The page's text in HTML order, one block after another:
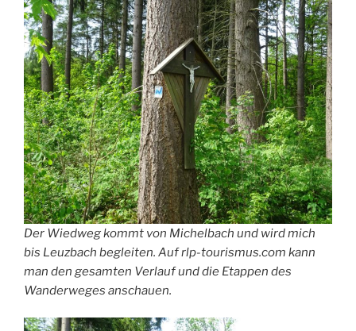
Der Wiedweg kommt von Michelbach und wird mich
bis Leuzbach begleiten. Auf rlp-tourismus.com kann
man den gesamten Verlauf und die Etappen des
Wanderweges anschauen.